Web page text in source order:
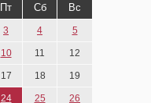
Пт Сб Вс
3 4 5
10 11 12
17 18 19
24 25 26